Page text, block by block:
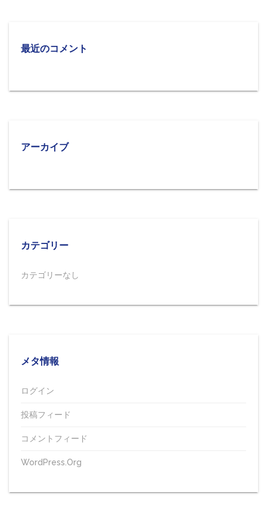
最近のコメント
アーカイブ
カテゴリー
カテゴリーなし
メタ情報
ログイン
投稿フィード
コメントフィード
WordPress.org